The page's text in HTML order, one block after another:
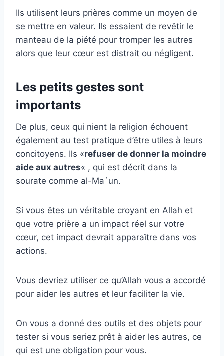
Ils utilisent leurs prières comme un moyen de
se mettre en valeur. Ils essaient de revêtir le
manteau de la piété pour tromper les autres
alors que leur cœur est distrait ou négligent.
Les petits gestes sont
importants
De plus, ceux qui nient la religion échouent
également au test pratique d’être utiles à leurs
concitoyens. Ils «refuser de donner la moindre
aide aux autres« , qui est décrit dans la
sourate comme al-Ma`un.
Si vous êtes un véritable croyant en Allah et
que votre prière a un impact réel sur votre
cœur, cet impact devrait apparaître dans vos
actions.
Vous devriez utiliser ce qu’Allah vous a accordé
pour aider les autres et leur faciliter la vie.
On vous a donné des outils et des objets pour
tester si vous seriez prêt à aider les autres, ce
qui est une obligation pour vous.